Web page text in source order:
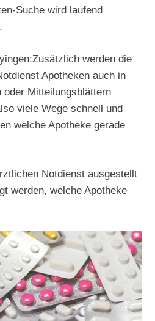
Suche wird laufend
werden die
Apotheken auch in
oder Mitteilungsblättern
viele Wege schnell und
welche Apotheke gerade
Notdienst ausgestellt
werden, welche Apotheke